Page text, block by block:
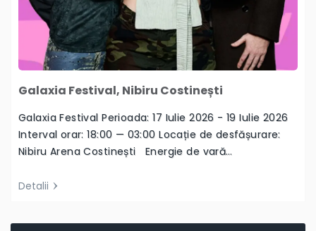
Galaxia Festival, Nibiru Costinești
Galaxia Festival Perioada: 17 Iulie 2026 - 19 Iulie 2026
Interval orar: 18:00 — 03:00 Locație de desfășurare:
Nibiru Arena Costinești Energie de vară…
Detalii